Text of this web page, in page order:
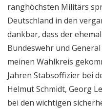
ranghöchsten Militärs
Deutschland in den
dankbar, dass der
Bundeswehr und
meinen Wahlkreis
Jahren Stabsoffizier bei
Helmut Schmidt, Georg
bei den wichtigen